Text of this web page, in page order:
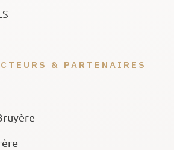
& PARTENAIRES